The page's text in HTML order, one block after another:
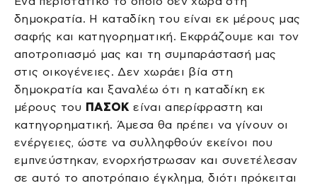
δημοκρατία. Η καταδίκη του είναι εκ μέρους μας
σαφής και κατηγορηματική. Εκφράζουμε και τον
αποτροπιασμό μας και τη συμπαράστασή μας
στις οικογένειες. Δεν χωράει βία στη
δημοκρατία και ξαναλέω ότι η καταδίκη εκ
μέρους του ΠΑΣΟΚ είναι απερίφραστη και
κατηγορηματική. Άμεσα θα πρέπει να γίνουν οι
ενέργειες, ώστε να συλληφθούν εκείνοι που
εμπνεύστηκαν, ενορχήστρωσαν και συνετέλεσαν
σε αυτό το αποτρόπαιο έγκλημα, διότι πρόκειται